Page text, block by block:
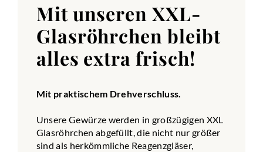
Mit unseren XXL-
Glasröhrchen bleibt
alles extra frisch!
Mit praktischem Drehverschluss.
Unsere Gewürze werden in großzügigen XXL
Glasröhrchen abgefüllt, die nicht nur größer
sind als herkömmliche Reagenzgläser,